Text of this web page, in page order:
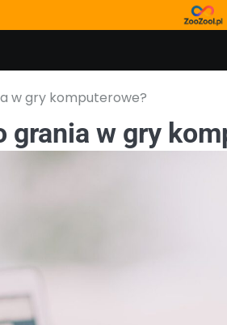
w gry komputerowe?
w gry